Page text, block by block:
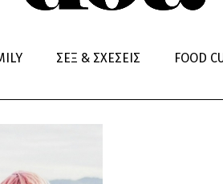
ΣΕΞ & ΣΧΕΣΕΙΣ FOOD